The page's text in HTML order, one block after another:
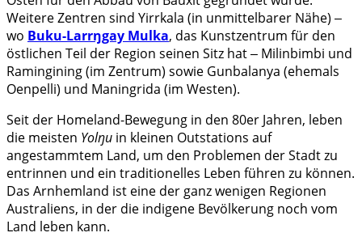
Weitere Zentren sind Yirrkala (in unmittelbarer Nähe) ‒
wo Buku-Larrŋgay Mulka, das Kunstzentrum für den
östlichen Teil der Region seinen Sitz hat ‒ Milinbimbi und
Ramingining (im Zentrum) sowie Gunbalanya (ehemals
Oenpelli) und Maningrida (im Westen).
Seit der Homeland-Bewegung in den 80er Jahren, leben
die meisten Yolŋu in kleinen Outstations auf
angestammtem Land, um den Problemen der Stadt zu
entrinnen und ein traditionelles Leben führen zu können.
Das Arnhemland ist eine der ganz wenigen Regionen
Australiens, in der die indigene Bevölkerung noch vom
Land leben kann.